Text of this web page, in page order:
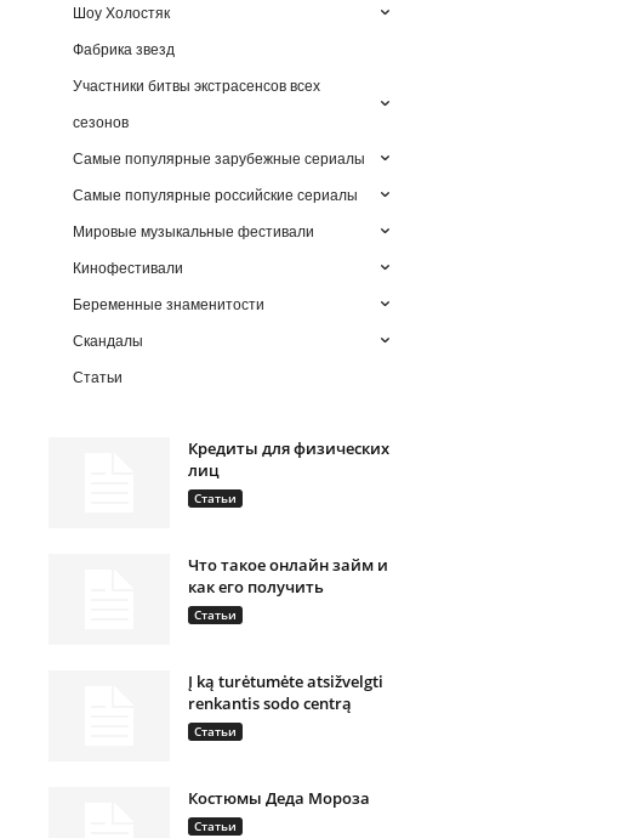
Шоу Холостяк
Фабрика звезд
Участники битвы экстрасенсов всех
сезонов
Самые популярные зарубежные сериалы
Самые популярные российские сериалы
Мировые музыкальные фестивали
Кинофестивали
Беременные знаменитости
Скандалы
Статьи
Кредиты для физических
лиц
Статьи
Что такое онлайн займ и
как его получить
Статьи
Į ką turėtumėte atsižvelgti
renkantis sodo centrą
Статьи
Костюмы Деда Мороза
Статьи